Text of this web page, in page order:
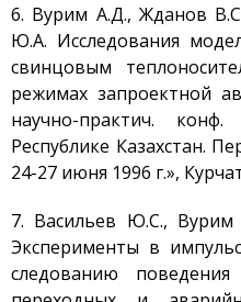
6. Вурим А.Д., Жданов
Ю.А. Исследования
свинцовым
режимах запроектной
научно-практич.
Республике Казахстан.
24-27 июня 1996 г.»,
7. Васильев Ю.С.,
Эксперименты в
следованию